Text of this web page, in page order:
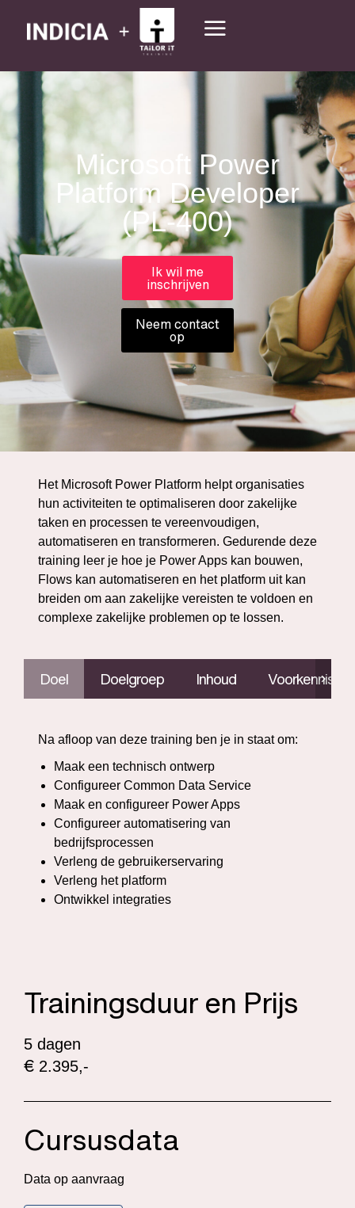
Microsoft Power
Platform Developer
(PL-400)
Ik wil me
inschrijven
Neem contact
op
Het Microsoft Power Platform helpt organisaties
hun activiteiten te optimaliseren door zakelijke
taken en processen te vereenvoudigen,
automatiseren en transformeren. Gedurende deze
training leer je hoe je Power Apps kan bouwen,
Flows kan automatiseren en het platform uit kan
breiden om aan zakelijke vereisten te voldoen en
complexe zakelijke problemen op te lossen.
Doel Doelgroep Inhoud Voorkennis
Na afloop van deze training ben je in staat om:
Maak een technisch ontwerp
Configureer Common Data Service
Maak en configureer Power Apps
Configureer automatisering van
bedrijfsprocessen
Verleng de gebruikerservaring
Verleng het platform
Ontwikkel integraties
Trainingsduur en Prijs
5 dagen
€ 2.395,-
Cursusdata
Data op aanvraag